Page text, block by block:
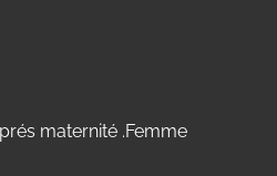
maternité .Femme